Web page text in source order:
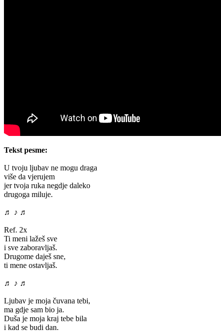
Tekst pesme:
U tvoju ljubav ne mogu draga
više da vjerujem
jer tvoja ruka negdje daleko
drugoga miluje.
♬ ♪ ♬
Ref. 2x
Ti meni lažeš sve
i sve zaboravljaš.
Drugome daješ sne,
ti mene ostavljaš.
♬ ♪ ♬
Ljubav je moja čuvana tebi,
ma gdje sam bio ja.
Duša je moja kraj tebe bila
i kad se budi dan.